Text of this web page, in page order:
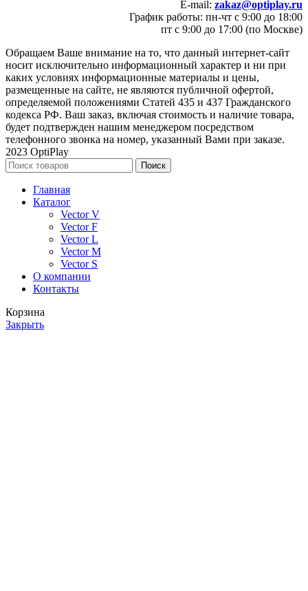
E-mail: zakaz@optiplay.ru
График работы: пн-чт с 9:00 до 18:00
пт с 9:00 до 17:00 (по Москве)
Обращаем Ваше внимание на то, что данный интернет-сайт
носит исключительно информационный характер и ни при
каких условиях информационные материалы и цены,
размещенные на сайте, не являются публичной офертой,
определяемой положениями Статей 435 и 437 Гражданского
кодекса РФ. Ваш заказ, включая стоимость и наличие товара,
будет подтвержден нашим менеджером посредством
телефонного звонка на номер, указанный Вами при заказе.
2023 OptiPlay
Поиск
Главная
Каталог
Vector V
Vector F
Vector L
Vector M
Vector S
О компании
Контакты
Корзина
Закрыть